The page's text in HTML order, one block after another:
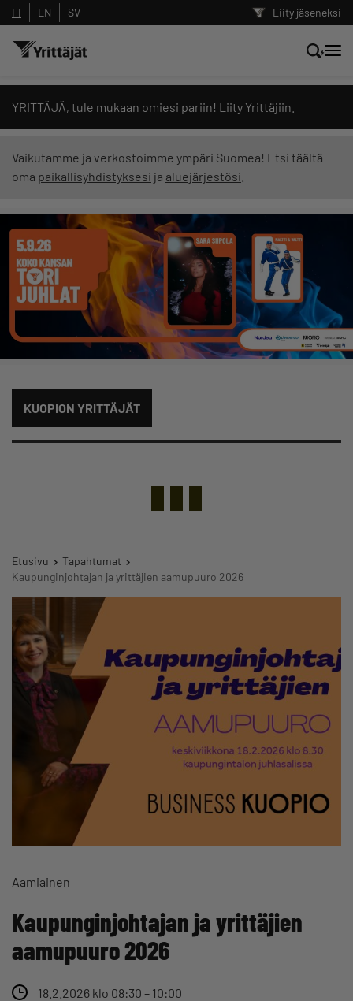
Liity jäseneksi
FI EN SV
YRITTÄJÄ, tule mukaan omiesi pariin! Liity Yrittäjiin
Vaikutamme ja verkostoimme ympäri Suomea! Etsi täältä
oma paikallisyhdistyksesi ja aluejärjestösi
KUOPION YRITTÄJÄT
Etusivu
Tapahtumat
Kaupunginjohtajan ja yrittäjien aamupuuro 2026
Aamiainen
Kaupunginjohtajan ja yrittäjien
aamupuuro 2026
18.2.2026 klo 08:30 – 10:00
Hae sivustolta tai kysy suoraan
Yrittäjien tekoälyltä
Suodata hakutuloksia: näytä kaikki sisältö